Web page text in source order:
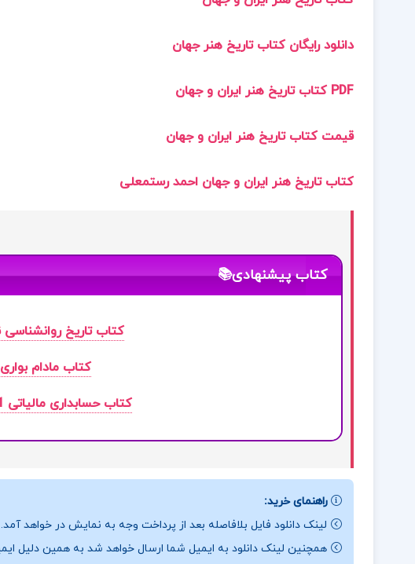
دانلود رایگان کتاب تاریخ هنر جهان
PDF کتاب تاریخ هنر ایران و جهان
قیمت کتاب تاریخ هنر ایران و جهان
کتاب تاریخ هنر ایران و جهان احمد رستمعلی
کتاب پیشنهادی📚
کتاب تاریخ
کتاب مادام
کتاب حسابداری مالیاتی 1 محمد رمضان احمدی
راهنمای خرید:
لینک دانلود فایل بلافاصله بعد از پرداخت وجه به نمایش در خواهد آمد.
همچنین لینک دانلود به ایمیل شما ارسال خواهد شد به همین دلیل